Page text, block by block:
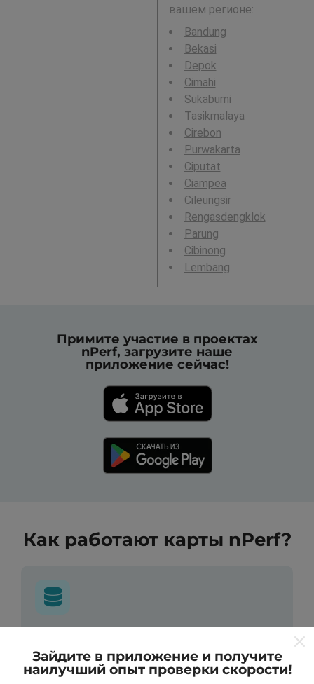
вашем регионе:
Bandung
Bekasi
Depok
Cimahi
Sukabumi
Tasikmalaya
Cirebon
Purwakarta
Ciputat
Ciampea
Cileungsir
Rengasdengklok
Parung
Cibinong
Lembang
Примите участие в проектах
nPerf, загрузите наше
приложение сейчас!
Как работают карты nPerf?
Данные собираются из тестов, проведенных
Зайдите в приложение и получите
наилучший опыт проверки скорости!